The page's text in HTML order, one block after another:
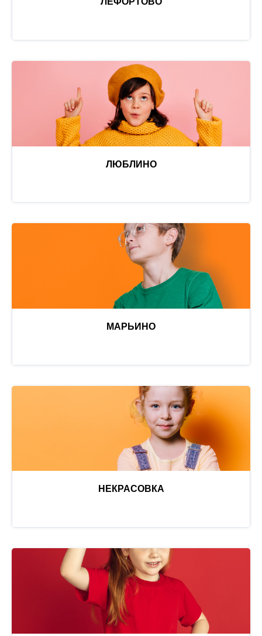
ЛЮБЛИНО
МАРЬИНО
НЕКРАСОВКА